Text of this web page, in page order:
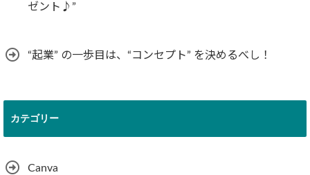
ゼント♪”
“起業” の一歩目は、“コンセプト” を決めるべし！
カテゴリー
Canva